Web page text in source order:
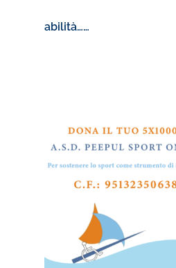
le
abilità……